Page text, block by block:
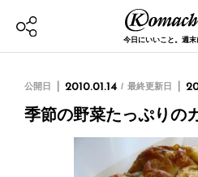
今日にいいこと。週末
公開日 2010.01.14 最終更新日
季節の野菜たっぷりの